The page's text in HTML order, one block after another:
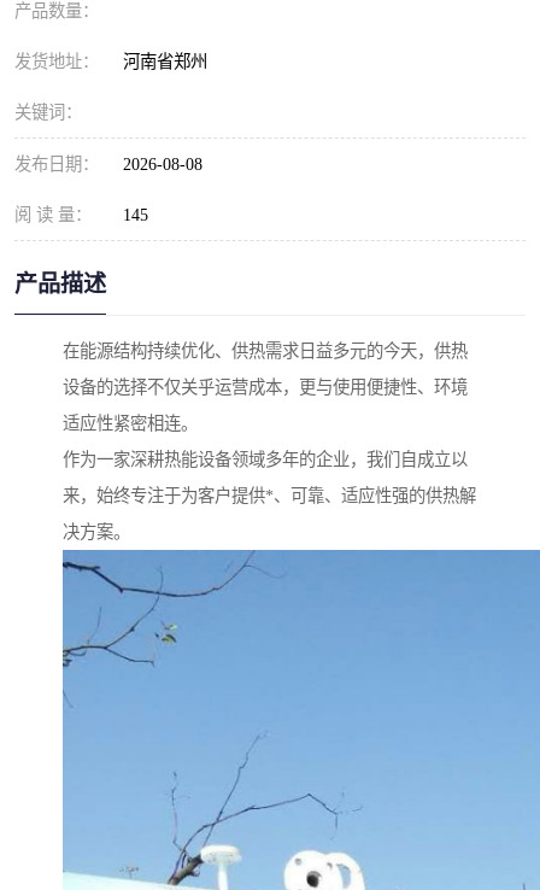
产品数量：
发货地址： 河南省郑州
关键词：
发布日期： 2026-08-08
阅 读 量： 145
产品描述
在能源结构持续优化、供热需求日益多元的今天，供热
设备的选择不仅关乎运营成本，更与使用便捷性、环境
适应性紧密相连。
作为一家深耕热能设备领域多年的企业，我们自成立以
来，始终专注于为客户提供*、可靠、适应性强的供热解
决方案。